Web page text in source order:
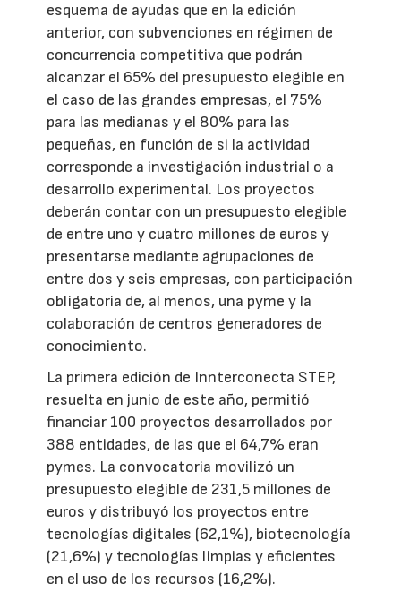
esquema de ayudas que en la edición
anterior, con subvenciones en régimen de
concurrencia competitiva que podrán
alcanzar el 65% del presupuesto elegible en
el caso de las grandes empresas, el 75%
para las medianas y el 80% para las
pequeñas, en función de si la actividad
corresponde a investigación industrial o a
desarrollo experimental. Los proyectos
deberán contar con un presupuesto elegible
de entre uno y cuatro millones de euros y
presentarse mediante agrupaciones de
entre dos y seis empresas, con participación
obligatoria de, al menos, una pyme y la
colaboración de centros generadores de
conocimiento.
La primera edición de Innterconecta STEP,
resuelta en junio de este año, permitió
financiar 100 proyectos desarrollados por
388 entidades, de las que el 64,7% eran
pymes. La convocatoria movilizó un
presupuesto elegible de 231,5 millones de
euros y distribuyó los proyectos entre
tecnologías digitales (62,1%), biotecnología
(21,6%) y tecnologías limpias y eficientes
en el uso de los recursos (16,2%).